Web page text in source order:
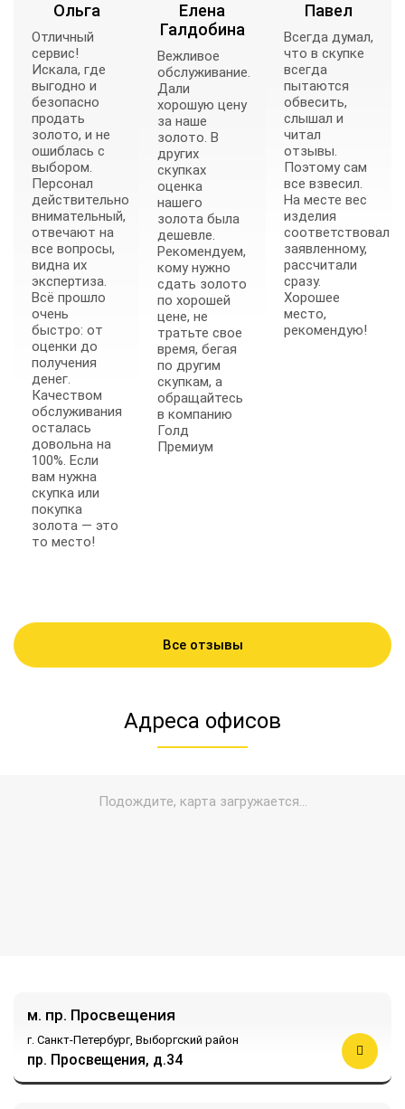
Ольга
Отличный
сервис!
Искала, где
выгодно и
безопасно
продать
золото, и не
ошиблась с
выбором.
Персонал
действительно
внимательный,
отвечают на
все вопросы,
видна их
экспертиза.
Всё прошло
очень
быстро: от
оценки до
получения
денег.
Качеством
обслуживания
осталась
довольна на
100%. Если
вам нужна
скупка или
покупка
золота — это
то место!
Елена
Галдобина
Вежливое
обслуживание.
Дали
хорошую цену
за наше
золото. В
других
скупках
оценка
нашего
золота была
дешевле.
Рекомендуем,
кому нужно
сдать золото
по хорошей
цене, не
тратьте свое
время, бегая
по другим
скупкам, а
обращайтесь
в компанию
Голд
Премиум
Павел
Всегда думал,
что в скупке
всегда
пытаются
обвесить,
слышал и
читал
отзывы.
Поэтому сам
все взвесил.
На месте вес
изделия
соответствовал
заявленному,
рассчитали
сразу.
Хорошее
место,
рекомендую!
Все отзывы
Адреса офисов
м. пр. Просвещения
г. Санкт-Петербург, Выборгский район
пр. Просвещения, д.34